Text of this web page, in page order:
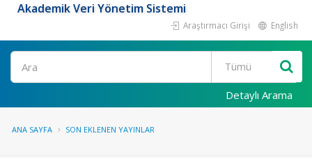
Akademik Veri Yönetim Sistemi
Araştırmacı Girişi English
Ara
Detaylı Arama
ANA SAYFA SON EKLENEN YAYINLAR